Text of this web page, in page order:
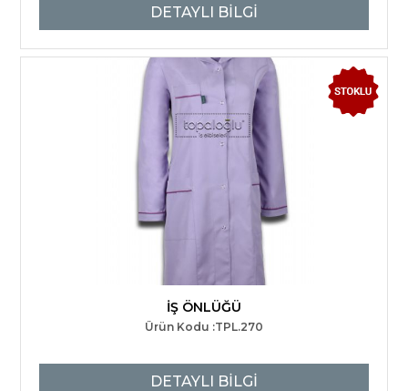
DETAYLI BİLGİ
İŞ ÖNLÜĞÜ
Ürün Kodu :TPL.270
DETAYLI BİLGİ